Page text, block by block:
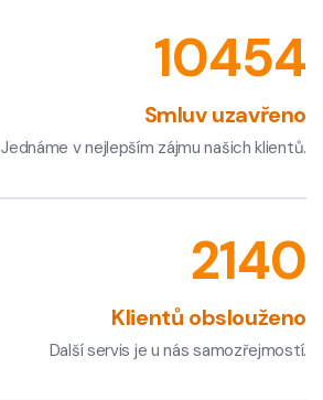
11645
Smluv uzavřeno
Jednáme v nejlepším zájmu našich klientů.
2429
Klientů obslouženo
Další servis je u nás samozřejmostí.